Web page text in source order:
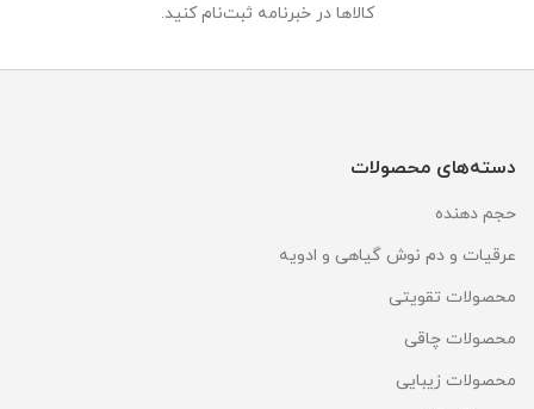
کالاها در خبرنامه ثبت‌نام کنید.
دسته‌های محصولات
حجم دهنده
عرقیات و دم نوش گیاهی و ادویه
محصولات تقویتی
محصولات چاقی
محصولات زیبایی